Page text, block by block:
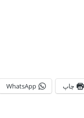
چاپ WhatsApp